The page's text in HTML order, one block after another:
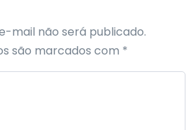
mail não será publicado.
são marcados com *